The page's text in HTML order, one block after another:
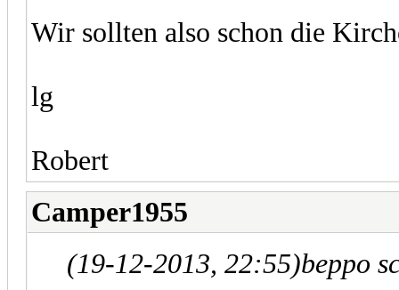
Wir sollten also schon die
lg
Robert
Camper1955
(19-12-2013, 22:55)beppo